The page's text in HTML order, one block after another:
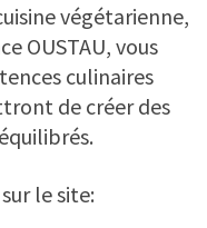
végétarienne,
OUSTAU, vous
culinaires
de créer des
le site: